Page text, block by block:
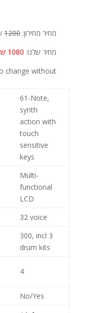
מחיר מחירון: 1200
מחיר שלנו: 1080 ש"ח
change without
61-Note,
synth
action with
touch
sensitive
keys
Multi-
functional
LCD
32 voice
300, incl 3
drum kits
4
No/Yes